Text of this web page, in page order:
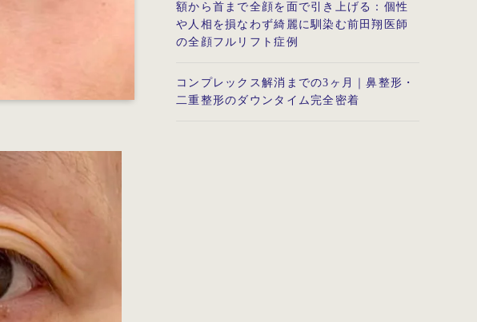
額から首まで全顔を面で引き上げる：個性
や人相を損なわず綺麗に馴染む前田翔医師
の全顔フルリフト症例
コンプレックス解消までの3ヶ月｜鼻整形・
二重整形のダウンタイム完全密着